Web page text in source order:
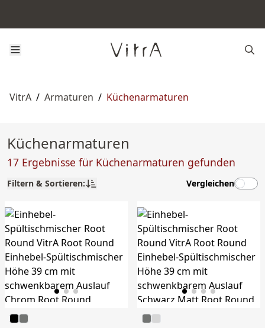
VitrA / Armaturen / Küchenarmaturen
Küchenarmaturen
17 Ergebnisse für Küchenarmaturen gefunden
Filtern & Sortieren: Vergleichen